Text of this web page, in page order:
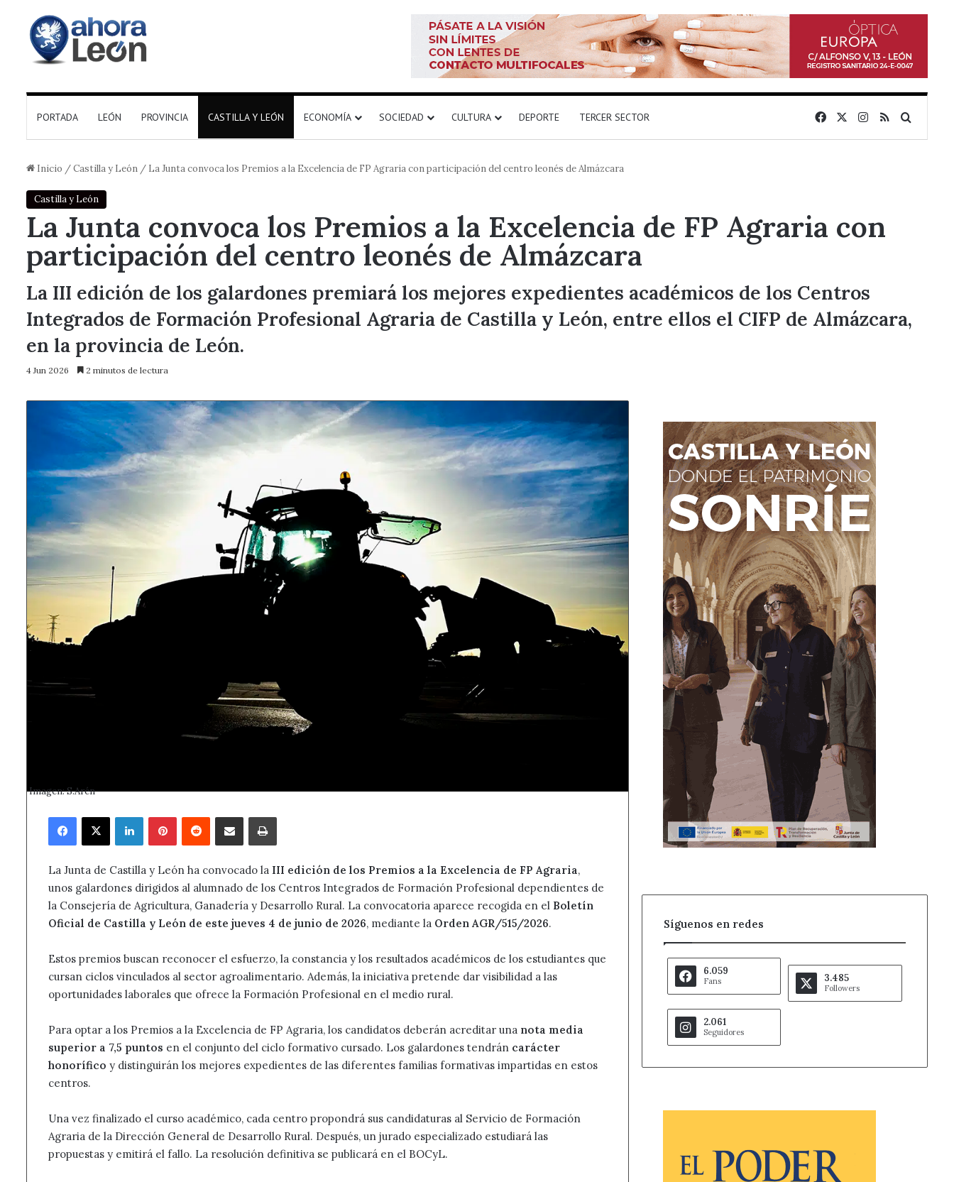
PORTADA LEÓN PROVINCIA CASTILLA Y LEÓN ECONOMÍA SOCIEDAD CULTURA DEPORTE TERCER SECTOR FacebookInstagram
RSS
Inicio /Castilla y León / La Junta convoca los Premios a la Excelencia de FP Agraria con participación del centro leonés de Almázcara
Castilla y León
La Junta convoca los Premios a la Excelencia de FP Agraria con
participación del centro leonés de Almázcara
La III edición de los galardones premiará los mejores expedientes académicos de los Centros
Integrados de Formación Profesional Agraria de Castilla y León, entre ellos el CIFP de Almázcara,
en la provincia de León.
4 Jun 2026 2 minutos de lectura
Imagen: S.Arén
Facebook
X LinkedInPinterestReddit Compartir por correo electrónicoImprimir
La Junta de Castilla y León ha convocado la III edición de los Premios a la Excelencia de FP Agraria,
unos galardones dirigidos al alumnado de los Centros Integrados de Formación Profesional dependientes de
la Consejería de Agricultura, Ganadería y Desarrollo Rural. La convocatoria aparece recogida en el Boletín
Oficial de Castilla y León de este jueves 4 de junio de 2026, mediante la Orden AGR/515/2026.
Estos premios buscan reconocer el esfuerzo, la constancia y los resultados académicos de los estudiantes que
cursan ciclos vinculados al sector agroalimentario. Además, la iniciativa pretende dar visibilidad a las
oportunidades laborales que ofrece la Formación Profesional en el medio rural.
Para optar a los Premios a la Excelencia de FP Agraria, los candidatos deberán acreditar una nota media
superior a 7,5 puntos en el conjunto del ciclo formativo cursado. Los galardones tendrán carácter
honorífico y distinguirán los mejores expedientes de las diferentes familias formativas impartidas en estos
centros.
Una vez finalizado el curso académico, cada centro propondrá sus candidaturas al Servicio de Formación
Agraria de la Dirección General de Desarrollo Rural. Después, un jurado especializado estudiará las
propuestas y emitirá el fallo. La resolución definitiva se publicará en el BOCyL.
Síguenos en redes
6.059
Fans 3.485
Followers
2.061
Seguidores